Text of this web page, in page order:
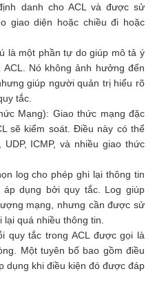
danh cho ACL và được sử
giao diện hoặc chiều đi hoặc
là một phần tự do giúp mô tả ý
Nó không ảnh hưởng đến
giúp người quản trị hiểu rõ
tắc.
Mạng): Giao thức mạng đặc
sẽ kiểm soát. Điều này có thể
UDP, ICMP, và nhiều giao thức
log cho phép ghi lại thông tin
dụng bởi quy tắc. Log giúp
mạng, nhưng cần được sử
quá nhiều thông tin.
quy tắc trong ACL được gọi là
Một tuyên bố bao gồm điều
dụng khi điều kiện đó được đáp